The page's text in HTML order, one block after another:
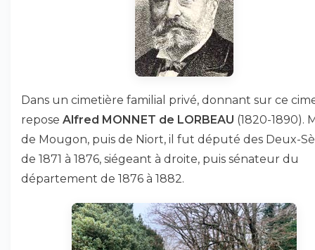
Dans un cimetière familial privé, donnant sur ce
repose Alfred MONNET de LORBEAU (1820-1890).
de Mougon, puis de Niort, il fut député des Deux-
de 1871 à 1876, siégeant à droite, puis sénateur du
département de 1876 à 1882.